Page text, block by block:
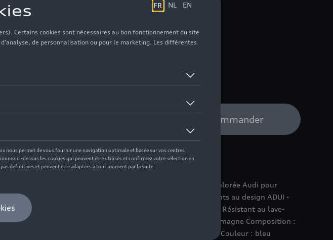
Contactez votre distributeur Audi pour commander
Les enfants boiront beaucoup plus volontiers avec la gourde colorée Audi pour
enfants avec motifs ADUI. Détails : - Gourde colorée pour enfants au design ADUI -
: 425 ml - Bouchon à double vis, facile à nettoyer - Résistant au lave-
- Co-branding avec la société Koziol - Fabriqué en Allemagne Composition :
plastique, sans mélamine ni BPA ni bambou, 100 % recyclable Couleur : bleu